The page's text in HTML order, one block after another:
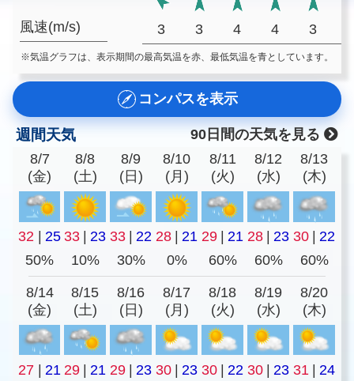
風速(m/s) 3 3 4 4 3
※気温グラフは、表示期間の最高気温を赤、最低気温を青としています。
コンパスを表示
週間天気
90日間の天気を見る
8/7
(金)
8/8
(土)
8/9
(日)
8/10
(月)
8/11
(火)
8/12
(水)
8/13
(木)
32 25 33 23 33 22 28 21 29 21 28 23 30
22
50%
10% 30% 0% 60% 60% 60%
8/14
(金)
8/15
(土)
8/16
(日)
8/17
(月)
8/18
(火)
8/19
(水)
8/20
(木)
27 | 21 29 | 21 29 | 23 30 | 23 30 | 22 30 | 23 31 | 24